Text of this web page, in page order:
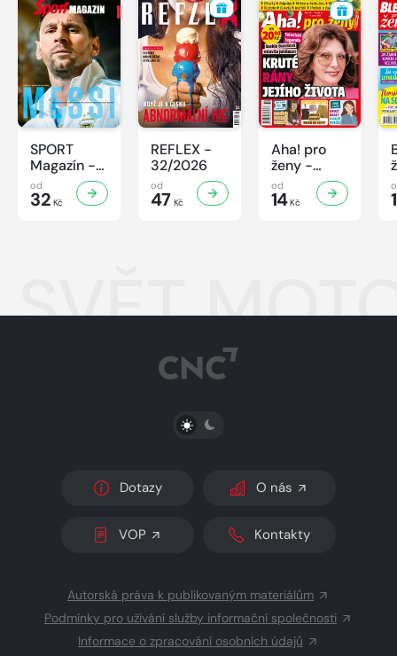
SPORT
Magazín -
32/2026
od
32 Kč
REFLEX -
32/2026
od
47 Kč
Aha! pro
ženy -
32/2026
od
14Kč
SVĚT
PŘEPNOUT SVĚTLÝ/TMAVÝ REŽIM
Dotazy O nás
VOP Kontakty
Autorská práva k publikovaným materiálům
Podmínky pro užívání služby informační společnosti
Informace o zpracování osobních údajů